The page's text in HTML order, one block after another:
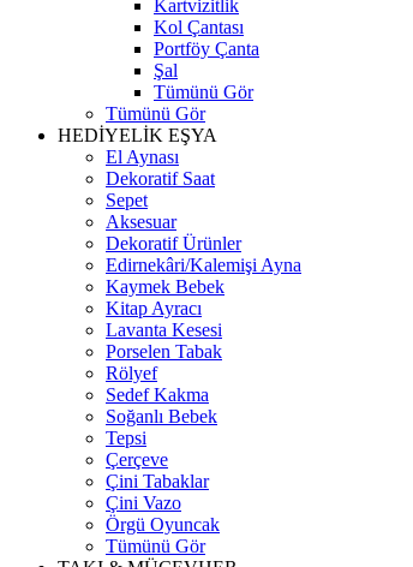
Kartvizitlik
Kol Çantası
Portföy Çanta
Şal
Tümünü Gör
Tümünü Gör
HEDİYELİK EŞYA
El Aynası
Dekoratif Saat
Sepet
Aksesuar
Dekoratif Ürünler
Edirnekâri/Kalemişi Ayna
Kaymek Bebek
Kitap Ayracı
Lavanta Kesesi
Porselen Tabak
Rölyef
Sedef Kakma
Soğanlı Bebek
Tepsi
Çerçeve
Çini Tabaklar
Çini Vazo
Örgü Oyuncak
Tümünü Gör